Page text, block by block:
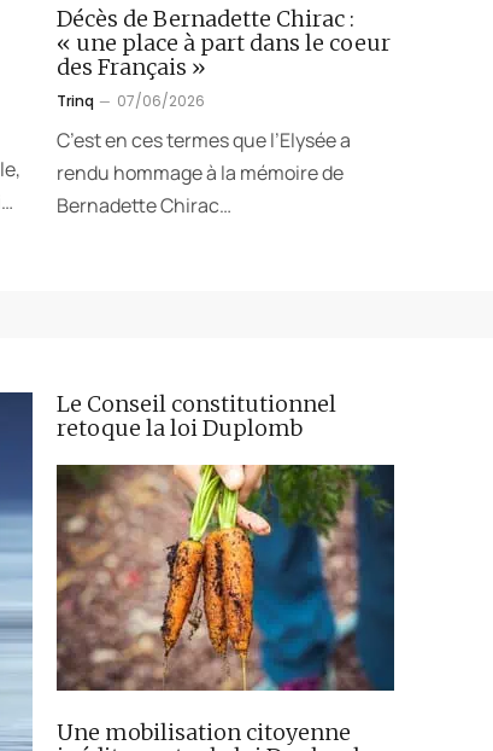
Décès de Bernadette Chirac :
« une place à part dans le coeur
des Français »
Trinq 07/06/2026
C’est en ces termes que l’Elysée a
rendu hommage à la mémoire de
Bernadette Chirac…
Le Conseil constitutionnel
retoque la loi Duplomb
Une mobilisation citoyenne